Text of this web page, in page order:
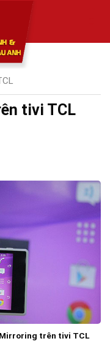
tivi TCL
trên tivi TCL